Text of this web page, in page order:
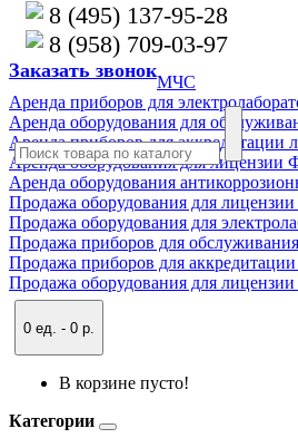
8 (495) 137-95-28
8 (958) 709-03-97
Заказать звонок
МЧС
Аренда приборов для
Аренда оборудования для
Аренда приборов для аккредитации
Аренда оборудования для
Аренда оборудования
Продажа оборудования для
Продажа оборудования для
Продажа приборов для
Продажа приборов для аккредитации
Продажа оборудования для
0 ед. - 0 р.
В корзине пусто!
Категории